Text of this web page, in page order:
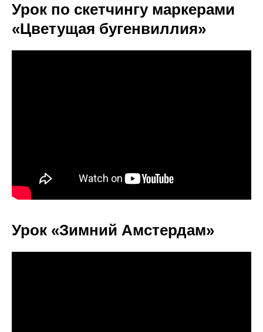
Урок по скетчингу маркерами
«Цветущая бугенвиллия»
Урок «Зимний Амстердам»